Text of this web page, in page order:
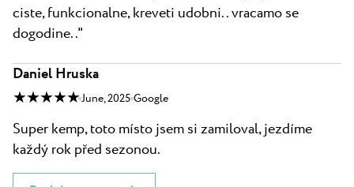
ciste, funkcionalne, kreveti udobni.. vracamo se
dogodine.."
Daniel Hruska
★ ★ ★ ★ ★ June, 2025 Google
Super kemp, toto místo jsem si zamiloval, jezdíme
každý rok před sezonou.